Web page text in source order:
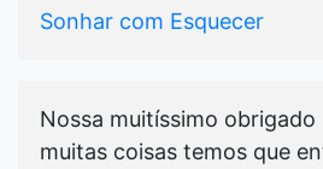
Sonhar com Esquecer
Nossa muitíssimo obrigado
muitas coisas temos que